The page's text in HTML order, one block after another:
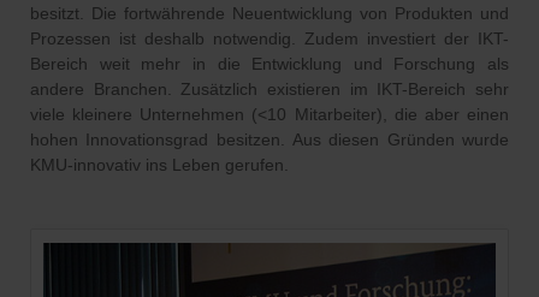
besitzt. Die fortwährende Neuentwicklung von Produkten und
Prozessen ist deshalb notwendig. Zudem investiert der IKT-
Bereich weit mehr in die Entwicklung und Forschung als
andere Branchen. Zusätzlich existieren im IKT-Bereich sehr
viele kleinere Unternehmen (<10 Mitarbeiter), die aber einen
hohen Innovationsgrad besitzen. Aus diesen Gründen wurde
KMU-innovativ ins Leben gerufen.